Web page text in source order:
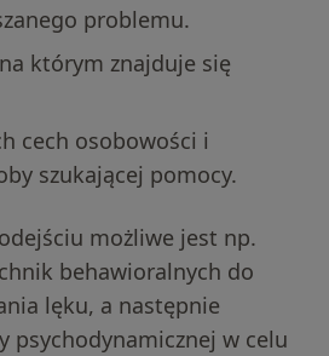
problemu.
którym znajduje się
cech osobowości i
szukającej pomocy.
możliwe jest np.
behawioralnych do
lęku, a następnie
psychodynamicznej w celu